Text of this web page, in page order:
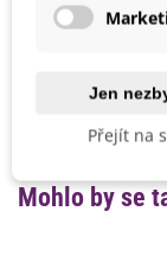
Mohlo by se
Jen
Přejít na